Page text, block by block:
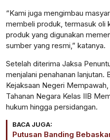
“Kami juga mengimbau
membeli produk, termasuk oli
produk yang digunakan
sumber yang resmi,” katanya.
Setelah diterima Jaksa
menjalani penahanan lanjutan.
Kejaksaan Negeri
Tahanan Negara Kelas IIB
hukum hingga persidangan.
BACA JUGA:
Putusan Banding